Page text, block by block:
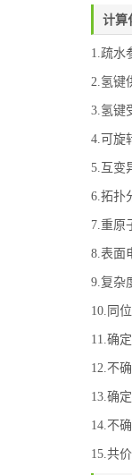
计算
1.疏水
2.氢键
3.氢键
4.可旋
5.互变
6.拓扑
7.重原
8.表面
9.复杂
10.同
11.确
12.不
13.确
14.不
15.共